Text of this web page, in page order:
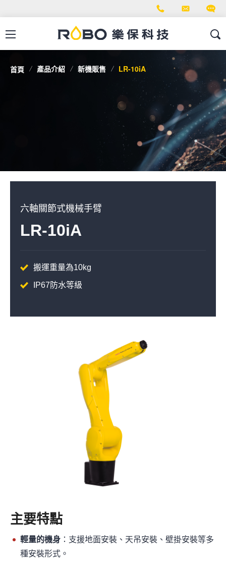
首頁 產品介紹 新機販售 LR-10iA
六軸關節式機械手臂
LR-10iA
搬運重量為10kg
IP67防水等級
主要特點
輕量的機身 ：支援地面安裝、天吊安裝、壁掛安裝等多
種安裝形式。